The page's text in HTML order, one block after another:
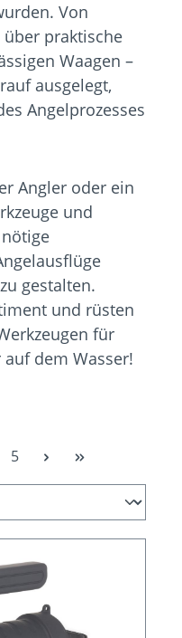
Von
praktische
Waagen –
ausgelegt,
Angelprozesses
Angler oder ein
und
gestalten.
und rüsten
für
dem Wasser!
Seite
5